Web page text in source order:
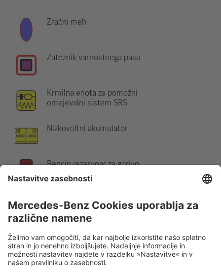
Zračni meh
Zateznik varnostnega pasu
Krmilna enota za pomožni
omejevalni sistem SRS
Nizkovoltni akumulator
Bencin rezervoar za gorivo
Napotek:Za več informacij si oglejte našreševalni vodnik.